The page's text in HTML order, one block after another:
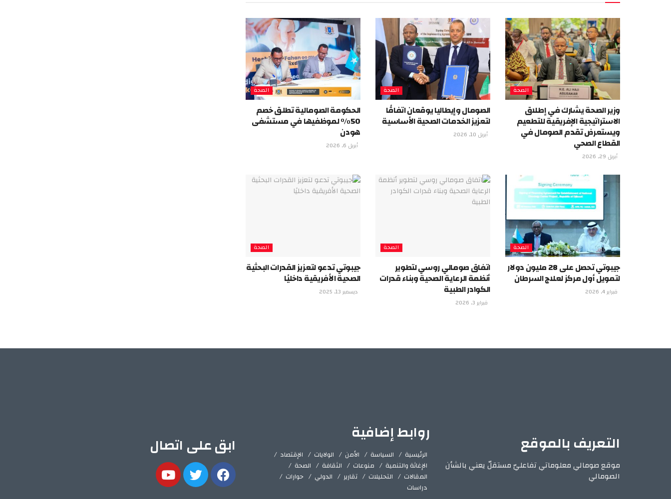
الصحة
وزير الصحة يشارك في إطلاق
الاستراتيجية الإفريقية للتطعيم
ويستعرض تقدم الصومال في
القطاع الصحي
أبريل 29, 2026
الصحة
الصومال وإيطاليا يوقعان اتفاقًا
لتعزيز الخدمات الصحية الأساسية
أبريل 10, 2026
الصحة
الحكومة الصومالية تطلق خصم
50% لموظفيها في مستشفى
هودن
أبريل 6, 2026
الصحة
جيبوتي تحصل على 28 مليون دولار
لتمويل أول مركز لعلاج السرطان
فبراير 4, 2026
الصحة
اتفاق صومالي روسي لتطوير
أنظمة الرعاية الصحية وبناء قدرات
الكوادر الطبية
فبراير 3, 2026
الصحة
جيبوتي تدعو لتعزيز القدرات البحثية
الصحية الأفريقية داخليًا
ديسمبر 13, 2025
التعريف بالموقع
موقع صومالي معلوماتي تفاعليّ مستقلّ يعني بالشأن
الصومالي
روابط إضافية
الرئيسية السياسة الأمن الولايات
الإقتصاد
الإغاثة والتنمية
منوعات الثقافة
الصحة
المقالات
التحليلات تقارير الدولي
حوارات
دراسات
ابق على اتصال